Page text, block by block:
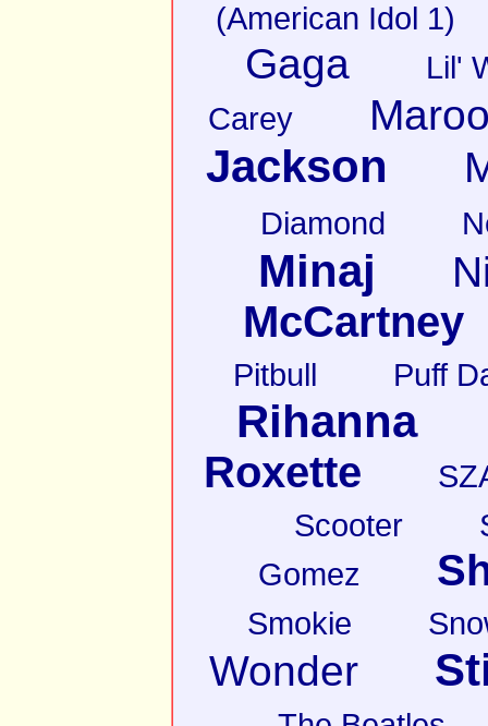
(American Idol 1)
Gaga
Lil'
Carey
Jackson
Diamond
Minaj
McCartney
Pitbull Puff
Rihanna
Roxette
Scooter
Gomez
Smokie
Wonder